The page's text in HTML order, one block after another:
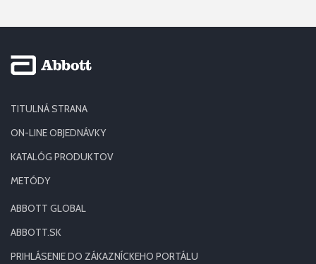
TITULNÁ STRANA
ON-LINE OBJEDNÁVKY
KATALÓG PRODUKTOV
METÓDY
ABBOTT GLOBAL
ABBOTT.SK
PRIHLÁSENIE DO ZÁKAZNÍCKEHO PORTÁLU